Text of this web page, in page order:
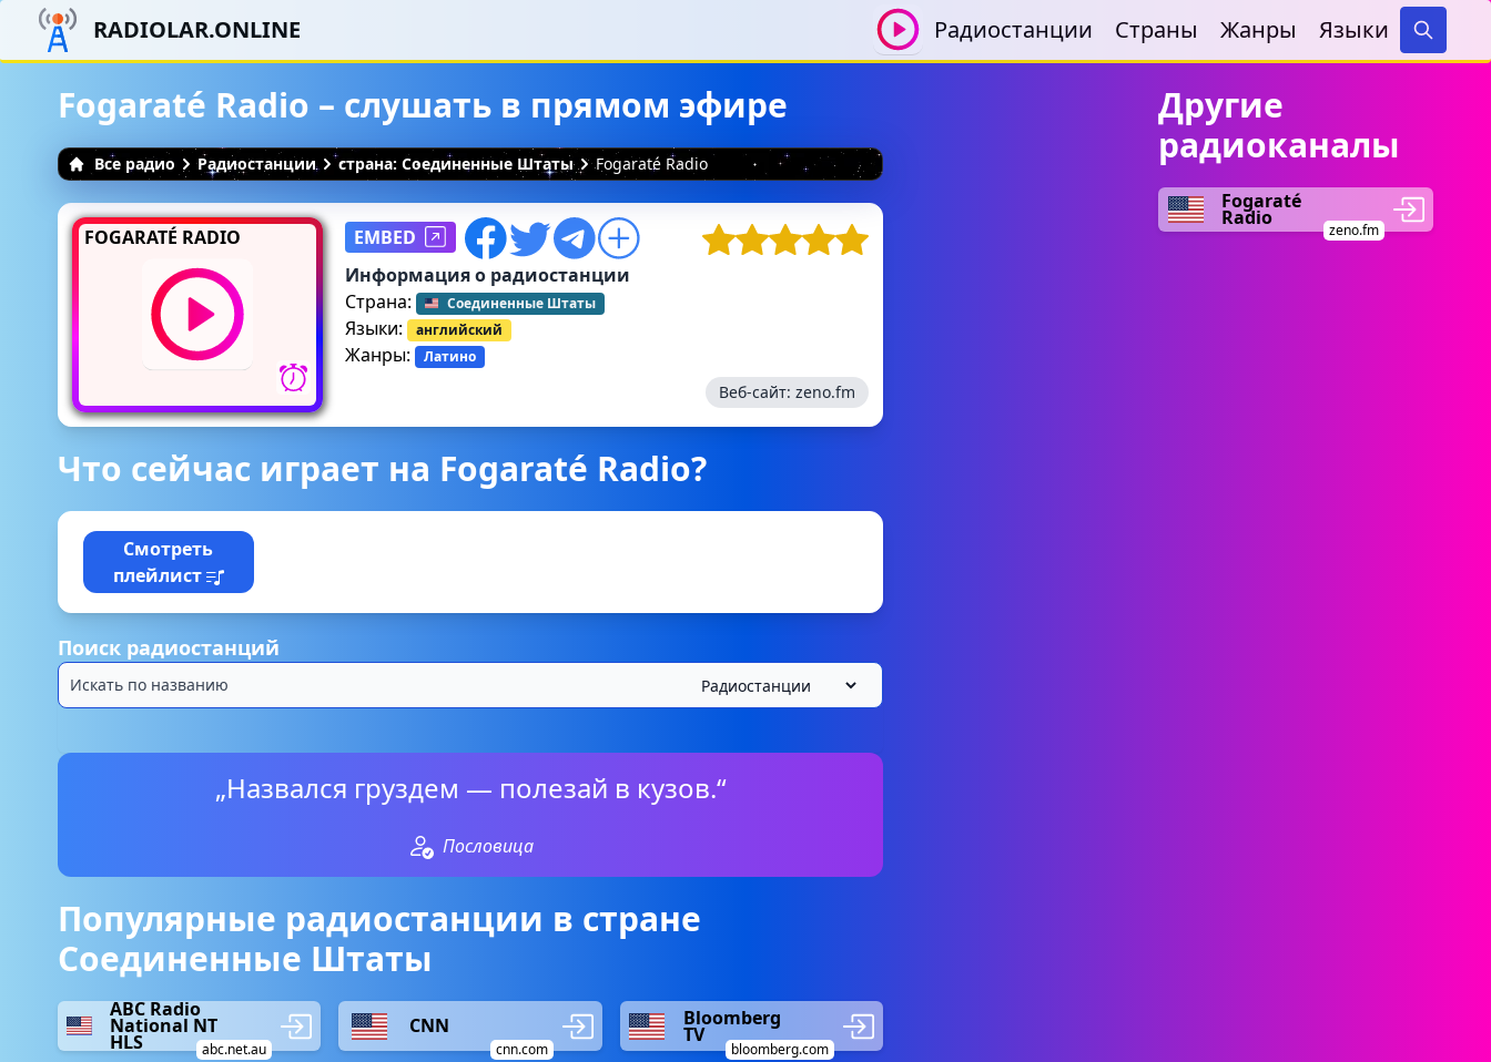
RADIOLAR.ONLINE Радиостанции Страны Жанры Языки
Search
Fogaraté Radio – слушать в прямом эфире
Все радио Радиостанции страна: Соединенные Штаты Fogaraté Radio
FOGARATÉ RADIO
EMBED
Информация о радиостанции
Страна:
Соединенные Штаты
Языки: английский
Жанры: Латино
Веб-сайт: zeno.fm
Что сейчас играет на Fogaraté Radio?
Смотреть
плейлист
Поиск радиостанций
„Назвался груздем — полезай в кузов.“
Пословица
Популярные радиостанции в стране
Соединенные Штаты
ABC Radio
National NT
HLS abc.net.au
CNN
cnn.com
Bloomberg
TV
bloomberg.com
Другие
радиоканалы
Fogaraté
Radio
zeno.fm